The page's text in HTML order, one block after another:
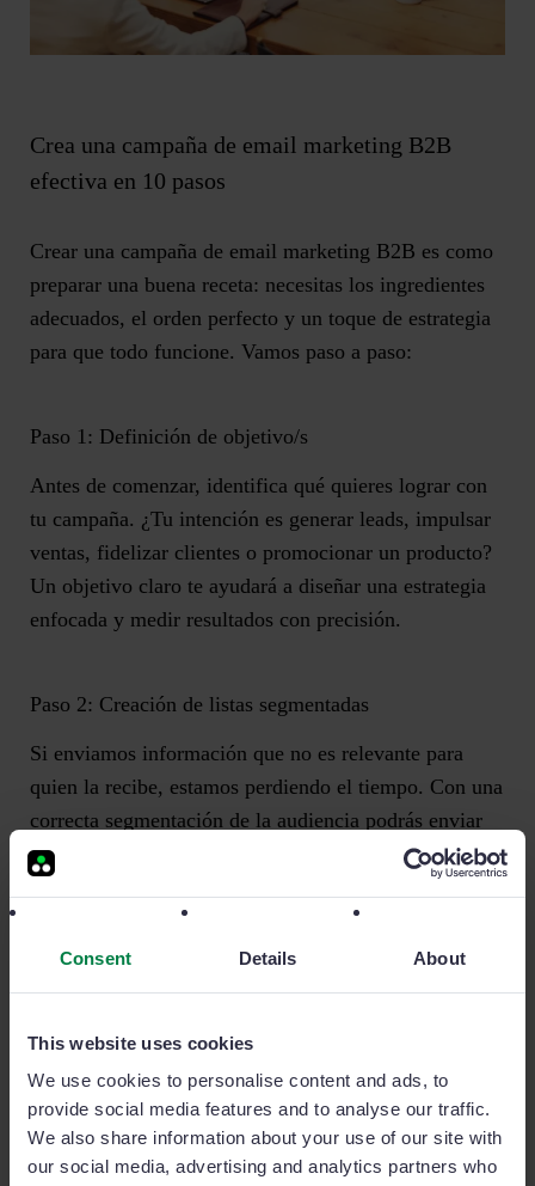
Consent Details About
This website uses cookies
We use cookies to personalise content and ads, to
provide social media features and to analyse our traffic.
We also share information about your use of our site with
our social media, advertising and analytics partners who
Crea una campaña de email marketing B2B
efectiva en 10 pasos
Crear una campaña de email marketing B2B es como
preparar una buena receta: necesitas los ingredientes
adecuados, el orden perfecto y un toque de estrategia
para que todo funcione. Vamos paso a paso:
Paso 1: Definición de objetivo/s
Antes de comenzar, identifica qué quieres lograr con
tu campaña. ¿Tu intención es generar leads, impulsar
ventas, fidelizar clientes o promocionar un producto?
Un objetivo claro te ayudará a diseñar una estrategia
enfocada y medir resultados con precisión.
Paso 2: Creación de listas segmentadas
Si enviamos información que no es relevante para
quien la recibe, estamos perdiendo el tiempo. Con una
correcta segmentación de la audiencia podrás enviar
emails más personalizados y efectivos, que se pueden
Paso 3: Personalización del contenido
“Te entiendo y sé lo que necesitas”
clave para adaptar el mensaje , desde el nombre hasta
detalles específicos de su industria o intereses. Así, el
email deja de ser uno más en su bandeja y se